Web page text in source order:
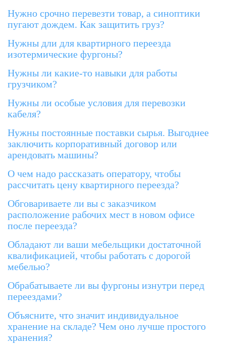
Нужно срочно перевезти товар, а синоптики
пугают дождем. Как защитить груз?
Нужны дли для квартирного переезда
изотермические фургоны?
Нужны ли какие-то навыки для работы
грузчиком?
Нужны ли особые условия для перевозки
кабеля?
Нужны постоянные поставки сырья. Выгоднее
заключить корпоративный договор или
арендовать машины?
О чем надо рассказать оператору, чтобы
рассчитать цену квартирного переезда?
Обговариваете ли вы с заказчиком
расположение рабочих мест в новом офисе
после переезда?
Обладают ли ваши мебельщики достаточной
квалификацией, чтобы работать с дорогой
мебелью?
Обрабатываете ли вы фургоны изнутри перед
переездами?
Объясните, что значит индивидуальное
хранение на складе? Чем оно лучше простого
хранения?